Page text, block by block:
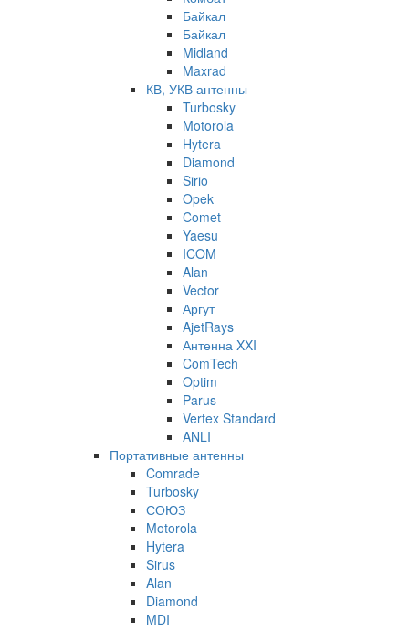
Байкал
Байкал
Midland
Maxrad
КВ, УКВ антенны
Turbosky
Motorola
Hytera
Diamond
Sirio
Opek
Comet
Yaesu
ICOM
Alan
Vector
Аргут
AjetRays
Антенна XXI
ComTech
Optim
Parus
Vertex Standard
ANLI
Портативные антенны
Comrade
Turbosky
СОЮЗ
Motorola
Hytera
Sirus
Alan
Diamond
MDI